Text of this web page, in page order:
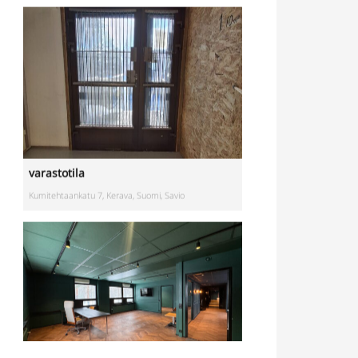
varastotila
Kumitehtaankatu 7, Kerava, Suomi, Savio
Toimistotila
Kivipyykintie 6, Vantaa, Suomi, Itä-Hakkila